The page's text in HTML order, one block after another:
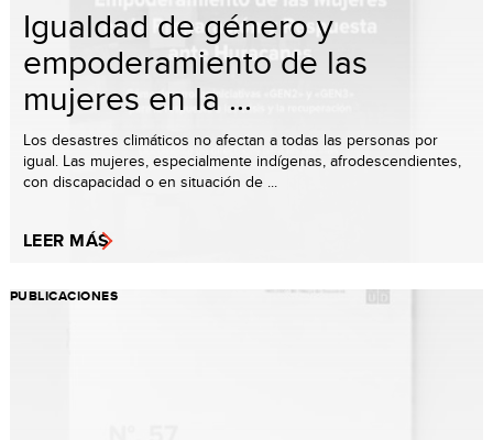
Igualdad de género y
empoderamiento de las
mujeres en la ...
Los desastres climáticos no afectan a todas las personas por
igual. Las mujeres, especialmente indígenas, afrodescendientes,
con discapacidad o en situación de ...
LEER MÁS
PUBLICACIONES